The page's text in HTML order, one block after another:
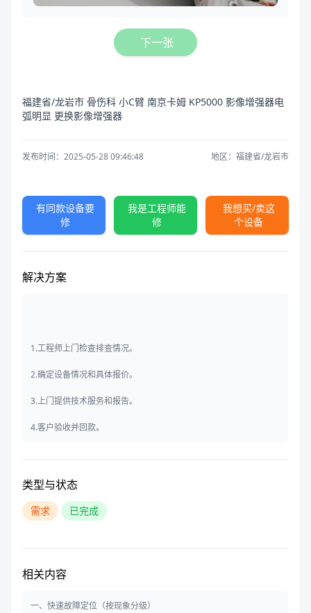
下一张
福建省/龙岩市 骨伤科 小C臂 南京卡姆 KP5000 影像增强器电
弧明显 更换影像增强器
发布时间：2025-05-28 09:46:48 地区：福建省/龙岩市
有同款设备要
修
我是工程师能
修
我想买/卖这
个设备
解决方案
1.工程师上门检查排查情况。
2.确定设备情况和具体报价。
3.上门提供技术服务和报告。
4.客户验收并回款。
类型与状态
需求 已完成
相关内容
一、快速故障定位（按现象分级）